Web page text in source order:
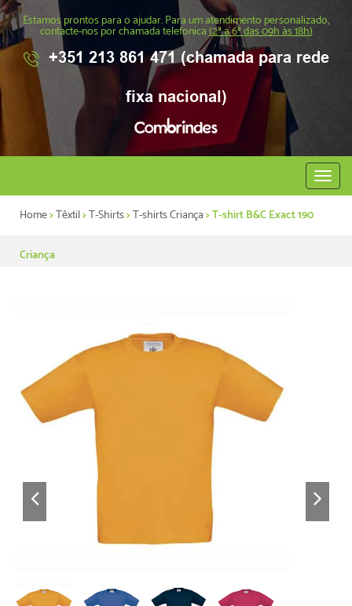
Estamos prontos para o ajudar. Para um atendimento personalizado,
contacte-nos por chamada telefonica(2ª a 6ª das 09h às 18h)
+351 213 861 471 (chamada para rede
fixa nacional)
Abrir
menu
Home>Têxtil>T-Shirts>T-shirts Criança> T-shirt B&C Exact 190
Criança